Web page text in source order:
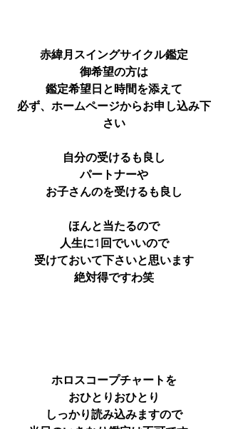
赤緯月スイングサイクル鑑定
御希望の方は
鑑定希望日と時間を添えて
必ず、ホームページからお申し込み下
さい
自分の受けるも良し
パートナーや
お子さんのを受けるも良し
ほんと当たるので
人生に1回でいいので
受けておいて下さいと思います
絶対得ですわ笑
ホロスコープチャートを
おひとりおひとり
しっかり読み込みますので